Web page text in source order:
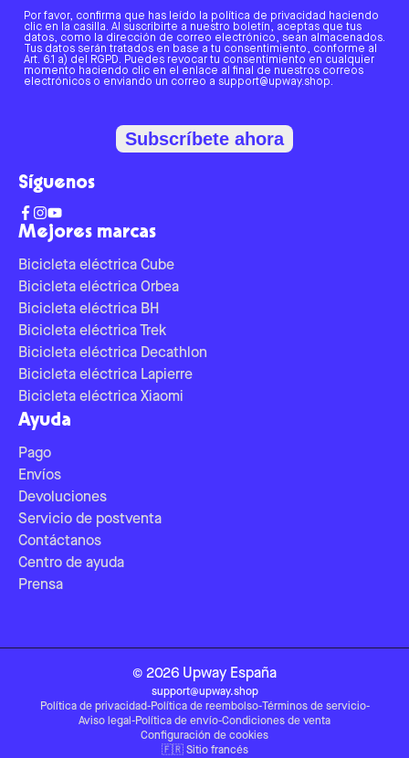
Mejores marcas
Bicicleta eléctrica Cube
Bicicleta eléctrica Orbea
Bicicleta eléctrica BH
Bicicleta eléctrica Trek
Bicicleta eléctrica Decathlon
Bicicleta eléctrica Lapierre
Bicicleta eléctrica Xiaomi
Ayuda
Pago
Envíos
Devoluciones
Servicio de postventa
Contáctanos
Centro de ayuda
Prensa
Por favor, confirma que has leído la política de privacidad haciendo
clic en la casilla. Al suscribirte a nuestro boletín, aceptas que tus
datos, como la dirección de correo electrónico, sean almacenados.
Tus datos serán tratados en base a tu consentimiento, conforme al
Art. 6.1 a) del RGPD. Puedes revocar tu consentimiento en cualquier
momento haciendo clic en el enlace al final de nuestros correos
electrónicos o enviando un correo a support@upway.shop.
Subscríbete ahora
Síguenos
© 2026 Upway España
support@upway.shop
Política de privacidad-Política de reembolso-Términos de servicio-
Aviso legal -Política de envío-Condiciones de venta
Configuración de cookies
🇫🇷 Sitio francés